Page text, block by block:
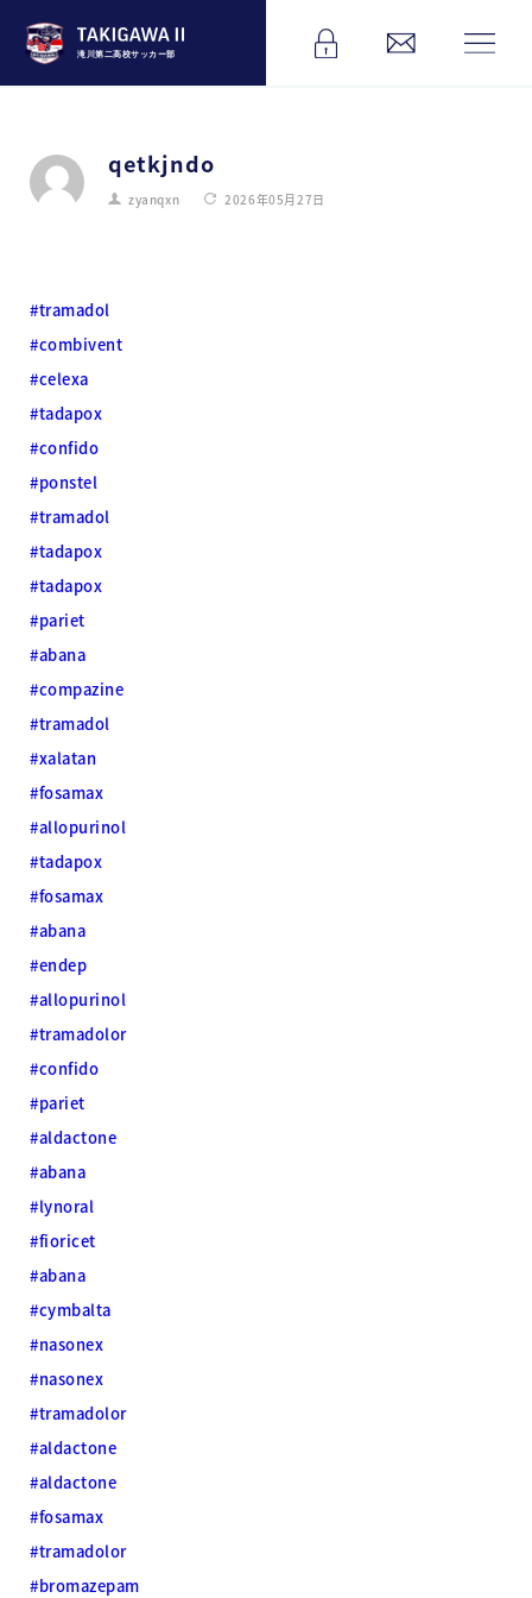
滝川第二高校サッカー部
qetkjndo
zyanqxn 2026年05月27日
#tramadol
#combivent
#celexa
#tadapox
#confido
#ponstel
#tramadol
#tadapox
#tadapox
#pariet
#abana
#compazine
#tramadol
#xalatan
#fosamax
#allopurinol
#tadapox
#fosamax
#abana
#endep
#allopurinol
#tramadolor
#confido
#pariet
#aldactone
#abana
#lynoral
#fioricet
#abana
#cymbalta
#nasonex
#nasonex
#tramadolor
#aldactone
#aldactone
#fosamax
#tramadolor
#bromazepam